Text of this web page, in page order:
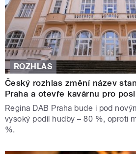
ROZHLAS
Český rozhlas změní název
Praha a otevře kavárnu pro
Regina DAB Praha bude i pod
vysoký podíl hudby – 80 %, oproti
%.